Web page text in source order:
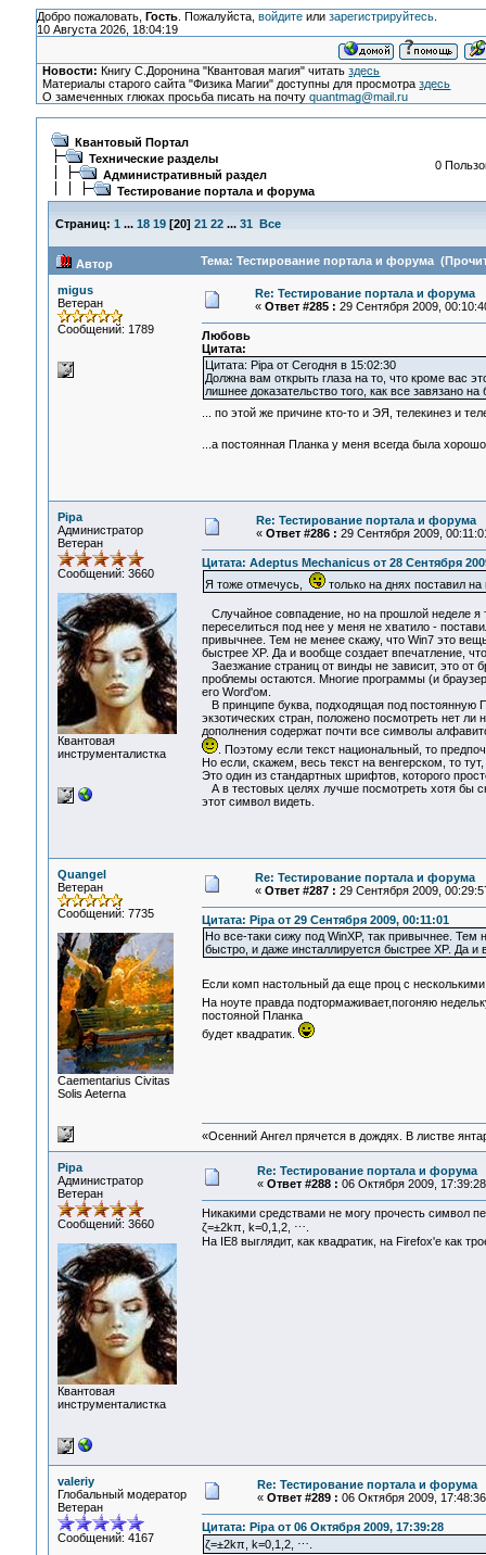
Добро пожаловать, Гость. Пожалуйста, войдитеили зарегистрируйтесь.
10 Августа 2026, 18:04:19
Новости: Книгу С.Доронина "Квантовая магия" читатьздесь
Материалы старого сайта "Физика Магии" доступны для просмотраздесь
О замеченных глюках просьба писать на почтуquantmag@mail.ru
Квантовый Портал
Технические разделы
Административный раздел
Тестирование портала и форума
0
Страниц: 1 ... 18 19[20] 21 22 ... 31 Все
Автор Тема: Тестирование портала и форума
migus
Ветеран
Сообщений: 1789
Re: Тестирование портала и форума
« Ответ #285 : 29 Сентября 2009,
Любовь
Цитата:
Цитата: Pipa от Сегодня в 15:02:30
Должна вам открыть глаза на то, что кроме вас
лишнее доказательство того, как все завязано
... по этой же причине кто-то и ЭЯ, телекинез и
...а постоянная Планка у меня всегда была
Pipa
Администратор
Ветеран
Сообщений: 3660
Квантовая
инструменталистка
Re: Тестирование портала и форума
« Ответ #286 : 29 Сентября 2009,
Цитата: Adeptus Mechanicus от 28 Сентября
Я тоже отмечусь,
только на днях поставил на
Случайное совпадение, но на прошлой неделе
переселиться под нее у меня не хватило -
привычнее. Тем не менее скажу, что Win7 это
быстрее XP. Да и вообще создает впечатление,
Заезжание страниц от винды не зависит, это
проблемы остаются. Многие программы (и
его Word'ом.
В принципе буква, подходящая под постоянную
экзотических стран, положено посмотреть нет
дополнения содержат почти все символы
. Поэтому если текст национальный, то
Но если, скажем, весь текст на венгерском, то
Это один из стандартных шрифтов, которого
А в тестовых целях лучше посмотреть хотя бы
этот символ видеть.
Quangel
Ветеран
Сообщений: 7735
Сaementarius Civitas
Solis Aeterna
Re: Тестирование портала и форума
« Ответ #287 : 29 Сентября 2009,
Цитата: Pipa от 29 Сентября 2009, 00:11:01
Но все-таки сижу под WinXP, так привычнее. Тем
быстро, и даже инсталлируется быстрее XP. Да
Если комп настольный да еще проц с
На ноуте правда подтормаживает,погоняю
постояной Планка
будет квадратик.
«Осенний Ангел прячется в дождях. В листве
Pipa
Администратор
Ветеран
Сообщений: 3660
Квантовая
инструменталистка
Re: Тестирование портала и форума
« Ответ #288 : 06 Октября 2009,
Никакими средствами не могу прочесть символ
ζ=±2kπ, k=0,1,2, ⋯.
На IE8 выглядит, как квадратик, на Firefox'е как
valeriy
Глобальный модератор
Ветеран
Сообщений: 4167
Re: Тестирование портала и форума
« Ответ #289 : 06 Октября 2009,
Цитата: Pipa от 06 Октября 2009, 17:39:28
ζ=±2kπ, k=0,1,2, ⋯.